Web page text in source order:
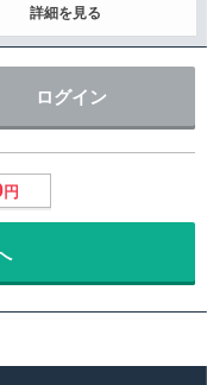
詳細を見る
ログイン
円